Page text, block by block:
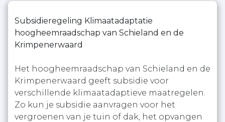
Subsidieregeling Klimaatadaptatie
hoogheemraadschap van Schieland en de
Krimpenerwaard
Het hoogheemraadschap van Schieland en de
Krimpenerwaard geeft subsidie voor
verschillende klimaatadaptieve maatregelen.
Zo kun je subsidie aanvragen voor het
vergroenen van je tuin of dak, het opvangen